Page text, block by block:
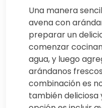
Una manera
avena con
preparar un
comenzar
agua, y luego
arándanos
combinación es
también